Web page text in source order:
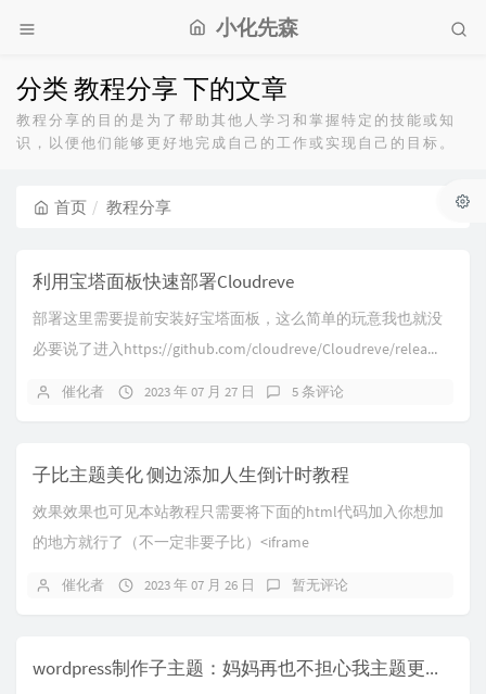
小化先森
分类 教程分享 下的文章
教程分享的目的是为了帮助其他人学习和掌握特定的技能或知
识，以便他们能够更好地完成自己的工作或实现自己的目标。
首页 教程分享
利用宝塔面板快速部署Cloudreve
部署这里需要提前安装好宝塔面板，这么简单的玩意我也就没
必要说了进入https://github.com/cloudreve/Cloudreve/relea...
催化者 2023 年 07 月 27 日 5 条评论
子比主题美化 侧边添加人生倒计时教程
效果效果也可见本站教程只需要将下面的html代码加入你想加
的地方就行了（不一定非要子比）<iframe
催化者 2023 年 07 月 26 日 暂无评论
wordpress制作子主题：妈妈再也不担心我主题更新代码没啦